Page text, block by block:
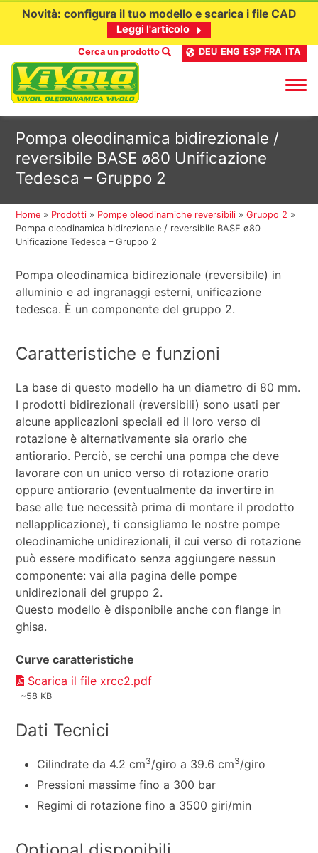
contenuto
Novità: configura il tuo modello e scarica i file CAD
Leggi l'articolo
Cerca un prodotto DEU ENG ESP FRA ITA
Pompa oleodinamica bidirezionale /
reversibile BASE ø80 Unificazione
Tedesca – Gruppo 2
Home » Prodotti » Pompe oleodinamiche reversibili »Gruppo 2 »
Pompa oleodinamica bidirezionale / reversibile BASE ø80
Unificazione Tedesca – Gruppo 2
Pompa oleodinamica bidirezionale (reversibile) in
alluminio e ad ingranaggi esterni, unificazione
tedesca. È un componente del gruppo 2.
Caratteristiche e funzioni
La base di questo modello ha un diametro di 80 mm.
I prodotti bidirezionali (reversibili) sono usati per
alcune applicazioni speciali ed il loro verso di
rotazione è alternativamente sia orario che
antiorario. Perciò, se cerchi una pompa che deve
lavorare con un unico verso di rotazione orario
oppure antiorario (eventualmente da invertire in
base alle tue necessità prima di montare il prodotto
nellapplicazione), ti consigliamo le nostre pompe
oleodinamiche unidirezionali, il cui verso di rotazione
può essere modificato senza aggiungere nessun
componente: vai alla pagina delle pompe
unidirezionali del gruppo 2.
Questo modello è disponibile anche con flange in
ghisa.
Curve caratteristiche
Scarica il file xrcc2.pdf
~58 KB
Dati Tecnici
Cilindrate da 4.2 cm3/giro a 39.6 cm3/giro
Pressioni massime fino a 300 bar
Regimi di rotazione fino a 3500 giri/min